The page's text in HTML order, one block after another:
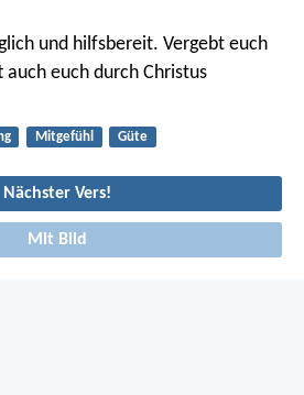
und hilfsbereit. Vergebt euch
euch durch Christus
Mitgefühl Güte
Nächster Vers!
Mit Bild